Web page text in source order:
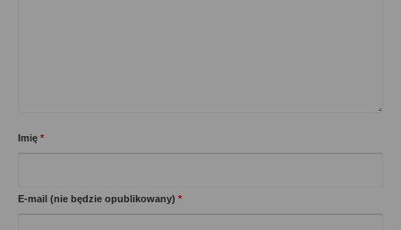
Imię *
E-mail (nie będzie opublikowany) *